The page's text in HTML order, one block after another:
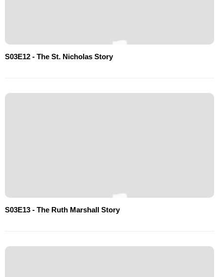
S03E12 - The St. Nicholas Story
S03E13 - The Ruth Marshall Story